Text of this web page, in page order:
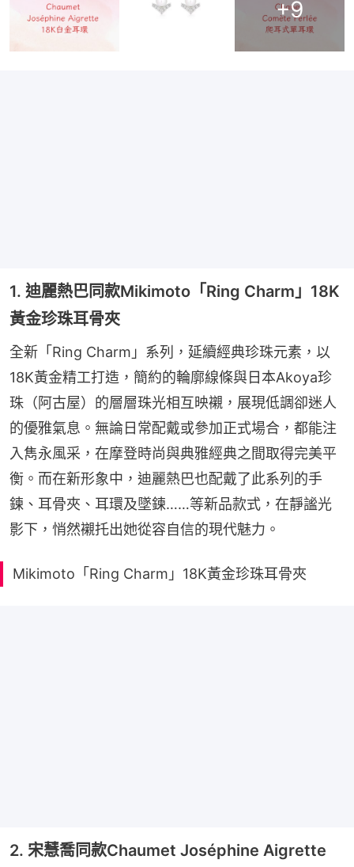
+9
1. 迪麗熱巴同款Mikimoto「Ring Charm」18K
黃金珍珠耳骨夾
全新「Ring Charm」系列，延續經典珍珠元素，以
18K黃金精工打造，簡約的輪廓線條與日本Akoya珍
珠（阿古屋）的層層珠光相互映襯，展現低調卻迷人
的優雅氣息。無論日常配戴或參加正式場合，都能注
入雋永風采，在摩登時尚與典雅經典之間取得完美平
衡。而在新形象中，迪麗熱巴也配戴了此系列的手
鍊、耳骨夾、耳環及墜鍊……等新品款式，在靜謐光
影下，悄然襯托出她從容自信的現代魅力。
Mikimoto「Ring Charm」18K黃金珍珠耳骨夾
2. 宋慧喬同款Chaumet Joséphine Aigrette